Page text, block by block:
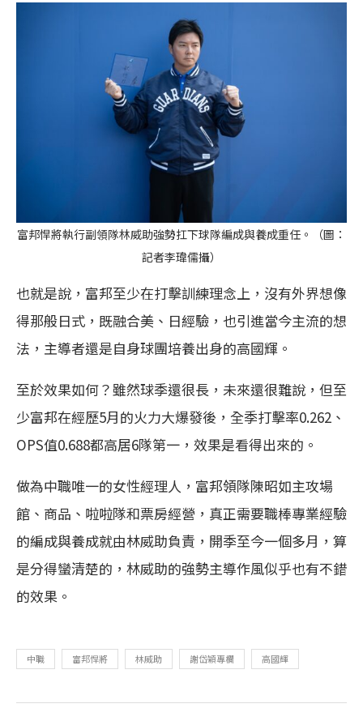
富邦悍將執行副領隊林威助強勢扛下球隊編成與養成重任。（圖：
記者李瑋儒攝）
也就是說，富邦至少在打擊訓練理念上，沒有外界想像
得那般日式，既融合美、日經驗，也引進當今主流的想
法，主導者還是自身球團培養出身的高國輝。
至於效果如何？雖然球季還很長，未來還很難說，但至
少富邦在經歷5月的火力大爆發後，全季打擊率0.262、
OPS值0.688都高居6隊第一，效果是看得出來的。
做為中職唯一的女性經理人，富邦領隊陳昭如主攻場
館、商品、啦啦隊和票房經營，真正需要職棒專業經驗
的編成與養成就由林威助負責，開季至今一個多月，算
是分得蠻清楚的，林威助的強勢主導作風似乎也有不錯
的效果。
中職 富邦悍將 林威助 謝岱穎專欄 高國輝